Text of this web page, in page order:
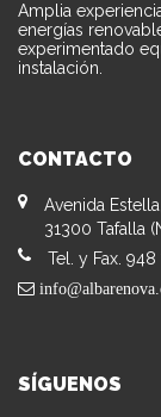
Amplia
energías
experimentado
instalación.
CONTACTO
Avenida
31300 Tafalla
Tel. y Fax.
SÍGUENOS